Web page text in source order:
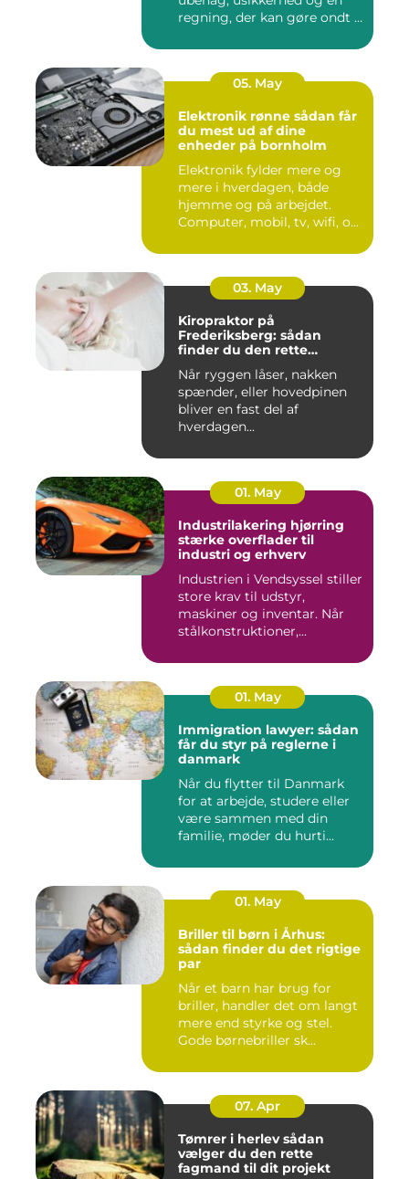
regning, der kan gøre ondt i
05. May
Elektronik rønne sådan får
du mest ud af dine
enheder på bornholm
Elektronik fylder mere og
mere i hverdagen, både
hjemme og på arbejdet.
Computer, mobil, tv, wifi, o...
03. May
Kiropraktor på
Frederiksberg: sådan
finder du den rette
Når ryggen låser, nakken
spænder, eller hovedpinen
bliver en fast del af
hverdagen...
01. May
Industrilakering hjørring
stærke overflader til
industri og erhverv
Industrien i Vendsyssel stiller
store krav til udstyr,
maskiner og inventar. Når
stålkonstruktioner,...
01. May
Immigration lawyer: sådan
får du styr på reglerne i
danmark
Når du flytter til Danmark
for at arbejde, studere eller
være sammen med din
familie, møder du hurti...
01. May
Briller til børn i Århus:
sådan finder du det rigtige
par
Når et barn har brug for
briller, handler det om langt
mere end styrke og stel.
Gode børnebriller sk...
07. Apr
Tømrer i herlev sådan
vælger du den rette
fagmand til dit projekt